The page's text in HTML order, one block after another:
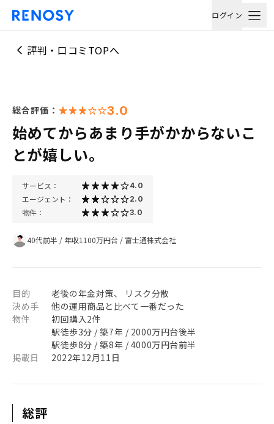
ログイン
評判・口コミTOPへ
総合評価： 3.0
始めてからあまり手がかからないこ
とが嬉しい。
サービス： 4.0
エージェント： 2.0
物件： 3.0
40代前半 / 年収1100万円台 / 富士通株式会社
目的
老後の年金対策、 リスク分散
決め手
他の運用商品と比べて一番だった
物件
初回購入2件
駅徒歩3分 / 築7年 / 2000万円台後半
駅徒歩8分 / 築8年 / 4000万円台前半
掲載日
2022年12月11日
総評